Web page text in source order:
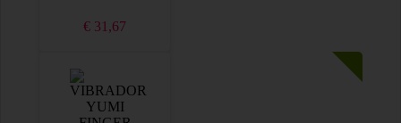
€ 31,67